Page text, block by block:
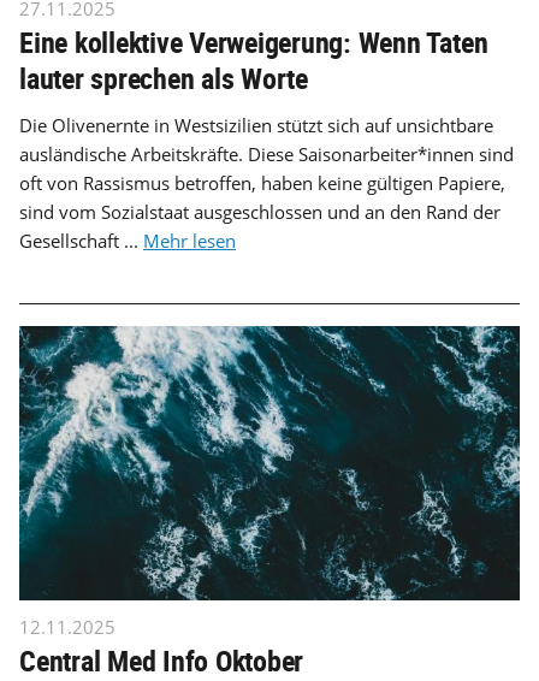
27.11.2025
Eine kollektive Verweigerung: Wenn Taten
lauter sprechen als Worte
Die Olivenernte in Westsizilien stützt sich auf unsichtbare
ausländische Arbeitskräfte. Diese Saisonarbeiter*innen sind
oft von Rassismus betroffen, haben keine gültigen Papiere,
sind vom Sozialstaat ausgeschlossen und an den Rand der
Gesellschaft ... Mehr lesen
12.11.2025
Central Med Info Oktober